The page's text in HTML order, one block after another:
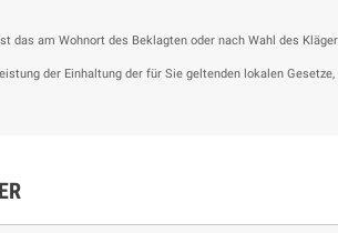
am Wohnort des Beklagten oder nach Wahl des
der Einhaltung der für Sie geltenden lokalen